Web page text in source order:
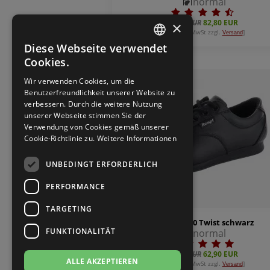
Untergrößen 33-35
Übergrößen 43-44
Flexerinas
Portdance
RayRose
Rummos
Rumpf
SoDanca
Suny
92,00 EUR 82,80 EUR
[inkl. 19% MwSt zzgl. Versand]
%
Rumpf 1660 Twist schwarz
normal
79,00 EUR 62,90 EUR
[inkl. 19% MwSt zzgl. Versand]
GERMAN
×
Diese Webseite verwendet
Cookies.
Wir verwenden Cookies, um die
Benutzerfreundlichkeit unserer Website zu
verbessern. Durch die weitere Nutzung
unserer Webseite stimmen Sie der
Verwendung von Cookies gemäß unserer
Cookie-Richtlinie zu. Weitere Informationen
UNBEDINGT ERFORDERLICH
PERFORMANCE
TARGETING
FUNKTIONALITÄT
ALLE AKZEPTIEREN